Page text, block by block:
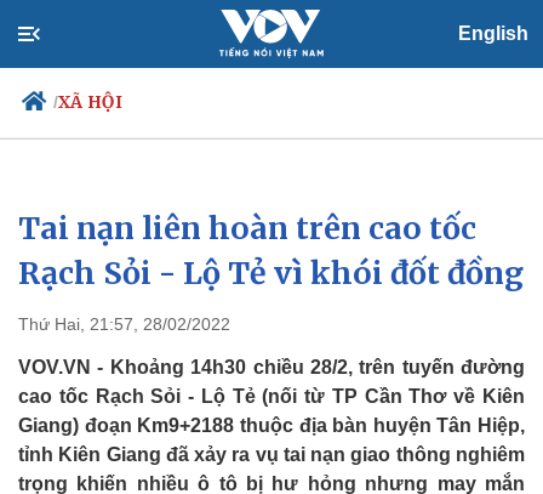
English
/XÃ HỘI
Chính trị
Đảng
Tổ chức nhân sự
Nhận diện sự thật
Xã hội
Tin 24h
Dự báo thời tiết
Việc làm
Biển đảo
Tai nạn liên hoàn trên cao tốc
Rạch Sỏi - Lộ Tẻ vì khói đốt đồng
Thứ Hai, 21:57, 28/02/2022
VOV.VN - Khoảng 14h30 chiều 28/2, trên tuyến đường
cao tốc Rạch Sỏi - Lộ Tẻ (nối từ TP Cần Thơ về Kiên
Giang) đoạn Km9+2188 thuộc địa bàn huyện Tân Hiệp,
tỉnh Kiên Giang đã xảy ra vụ tai nạn giao thông nghiêm
trọng khiến nhiều ô tô bị hư hỏng nhưng may mắn